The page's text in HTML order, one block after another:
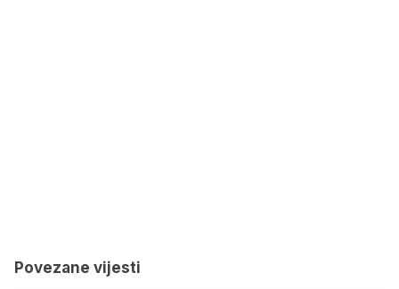
Povezane vijesti